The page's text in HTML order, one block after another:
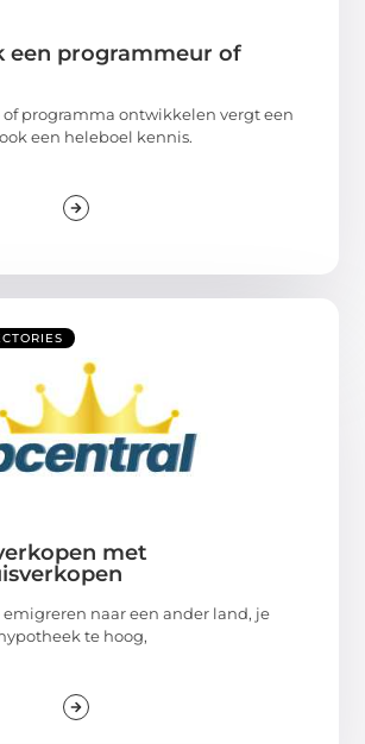
een programmeur of
of programma ontwikkelen vergt een
een heleboel kennis.
met
naar een ander land, je
te hoog,